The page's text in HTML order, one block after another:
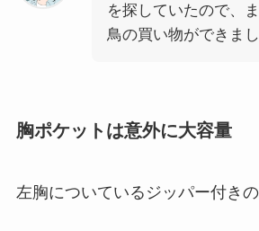
を探していたので、
鳥の買い物ができまし
胸ポケットは意外に大容量
左胸についているジッパー付き